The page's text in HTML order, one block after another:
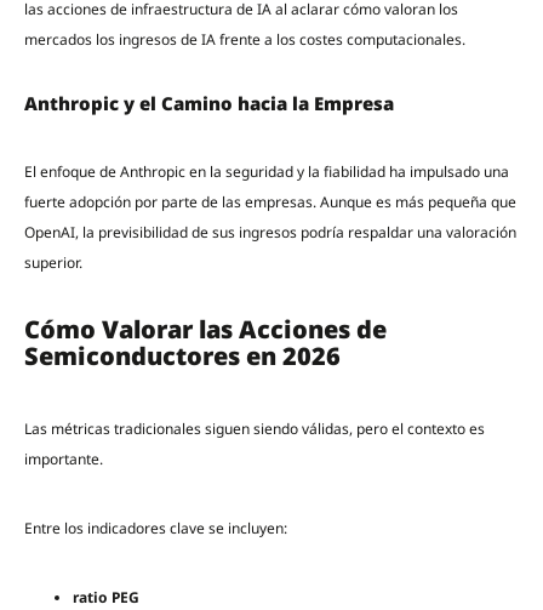
las acciones de infraestructura de IA al aclarar cómo valoran los
mercados los ingresos de IA frente a los costes computacionales.
Anthropic y el Camino hacia la Empresa
El enfoque de Anthropic en la seguridad y la fiabilidad ha impulsado una
fuerte adopción por parte de las empresas. Aunque es más pequeña que
OpenAI, la previsibilidad de sus ingresos podría respaldar una valoración
superior.
Cómo Valorar las Acciones de
Semiconductores en 2026
Las métricas tradicionales siguen siendo válidas, pero el contexto es
importante.
Entre los indicadores clave se incluyen:
ratio PEG